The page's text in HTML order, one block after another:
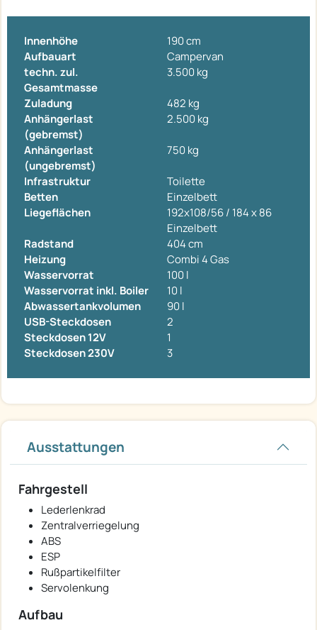
Innenhöhe
190 cm
Aufbauart
Campervan
techn. zul.
Gesamtmasse
3.500 kg
Zuladung
482 kg
Anhängerlast
(gebremst)
2.500 kg
Anhängerlast
(ungebremst)
750 kg
Infrastruktur
Toilette
Betten
Einzelbett
Liegeflächen
192x108/56 / 184 x 86
Einzelbett
Radstand
404 cm
Heizung
Combi 4 Gas
Wasservorrat
100 l
Wasservorrat inkl. Boiler
10 l
Abwassertankvolumen
90 l
USB-Steckdosen
2
Steckdosen 12V
1
Steckdosen 230V
3
Ausstattungen
Fahrgestell
Lederlenkrad
Zentralverriegelung
ABS
ESP
Rußpartikelfilter
Servolenkung
Aufbau